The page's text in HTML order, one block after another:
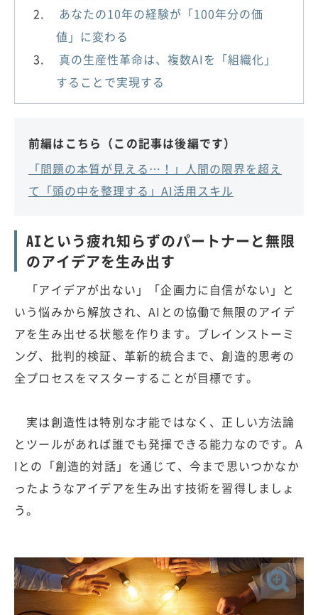
あなたの10年の経験が「100年分の価
値」に変わる
真の生産性革命は、複数AIを「組織化」
することで実現する
前編はこちら（この記事は後編です）
「問題の本質が見える…！」人間の限界を超え
て「頭の中を整理する」AI活用スキル
AIという疲れ知らずのパートナーと無限
のアイデアを生み出す
「アイデアが出ない」「企画力に自信がない」と
いう悩みから解放され、AIとの協働で無限のアイデ
アを生み出せる状態を作ります。ブレインストーミ
ング、批判的検証、革新的統合まで、創造的思考の
全プロセスをマスターすることが目標です。
実は創造性は特別な才能ではなく、正しい方法論
とツールがあれば誰でも発揮できる能力なのです。A
Iとの「創造的対話」を通じて、今まで思いつかなか
ったようなアイデアを生み出す技術を習得しましょ
う。